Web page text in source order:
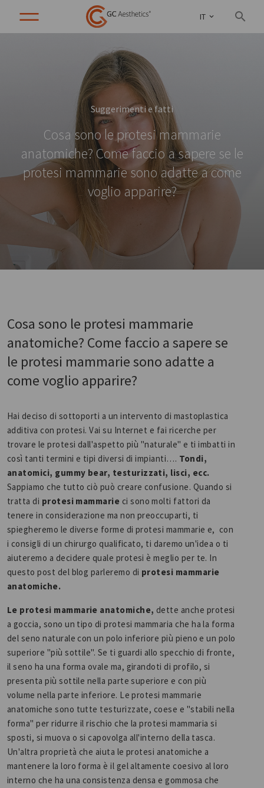
IT
Suggerimenti e fatti
Cosa sono le protesi mammarie
anatomiche? Come faccio a sapere se le
protesi mammarie sono adatte a come
voglio apparire?
Cosa sono le protesi mammarie
anatomiche? Come faccio a sapere se
le protesi mammarie sono adatte a
come voglio apparire?
Hai deciso di sottoporti a un intervento di mastoplastica
additiva con protesi. Vai su Internet e fai ricerche per
trovare le protesi dall'aspetto più "naturale" e ti imbatti in
così tanti termini e tipi diversi di impianti…. Tondi,
anatomici, gummy bear, testurizzati, lisci, ecc.
Sappiamo che tutto ciò può creare confusione. Quando si
tratta di protesi mammarie ci sono molti fattori da
tenere in considerazione ma non preoccuparti, ti
spiegheremo le diverse forme di protesi mammarie e, con
i consigli di un chirurgo qualificato, ti daremo un'idea o ti
aiuteremo a decidere quale protesi è meglio per te. In
questo post del blog parleremo di protesi mammarie
anatomiche.
Le protesi mammarie anatomiche, dette anche protesi
a goccia, sono un tipo di protesi mammaria che ha la forma
del seno naturale con un polo inferiore più pieno e un polo
superiore "più sottile". Se ti guardi allo specchio di fronte,
il seno ha una forma ovale ma, girandoti di profilo, si
presenta più sottile nella parte superiore e con più
volume nella parte inferiore. Le protesi mammarie
anatomiche sono tutte testurizzate, coese e "stabili nella
forma" per ridurre il rischio che la protesi mammaria si
sposti, si muova o si capovolga all'interno della tasca.
Un'altra proprietà che aiuta le protesi anatomiche a
mantenere la loro forma è il gel altamente coesivo al loro
interno che ha una consistenza densa e gommosa che